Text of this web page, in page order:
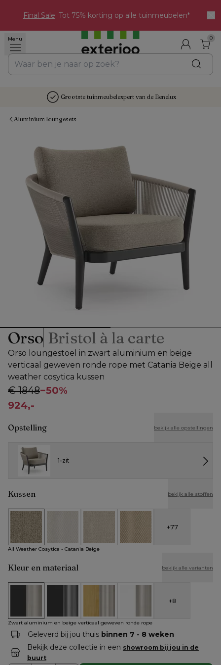
Final Sale: Tot 75% korting op alle tuinmeubelen*
Menu 0
Grootste tuinmeubelexpert van de Benelux
Aluminium loungesets
Orso Bristol à la carte
Orso loungestoel in zwart aluminium en beige
verticaal geweven ronde rope met Catania Beige all
weather cosytica kussen
€ 1848−50%
924,-
Opstelling bekijk alle opstellingen
1-zit
Kussen bekijk alle stoffen
All Weather Cosytica - Catania Beige
All Weather Cosytica - Althea Off White
All Weather Cosytica - Althea Chalk
All Weather Cosytica - Althea
+77
All Weather Cosytica - Catania Beige
Kleur en materiaal bekijk alle varianten
Zwart aluminium en beige verticaal geweven ronde rope
Zwart aluminium en zwart verticaal geweven
Teak en beige verticaal geweven ronde
Wit aluminium en beige
+8
Zwart aluminium en beige verticaal geweven ronde rope
Geleverd bij jou thuis binnen 7 - 8 weken
Bekijk deze collectie in een showroom bij jou in de
buurt